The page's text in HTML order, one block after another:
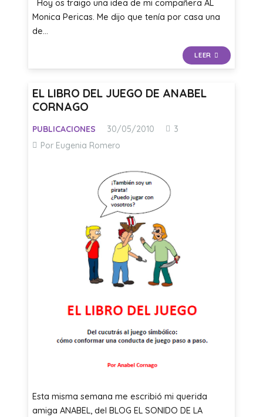
Hoy os traigo una idea de mi compañera AL
Monica Pericas. Me dijo que tenía por casa una
de…
LEER
EL LIBRO DEL JUEGO DE ANABEL
CORNAGO
PUBLICACIONES 30/05/2010 3
Por Eugenia Romero
Esta misma semana me escribió mi querida
amiga ANABEL, del BLOG EL SONIDO DE LA